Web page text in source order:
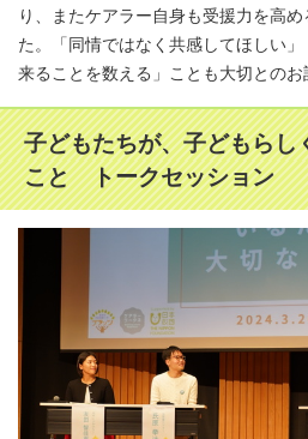
り、またケアラー自身も受援力を高
た。「同情ではなく共感してほしい
来ることを数える」ことも大切とのお
子どもたちが、子どもらし
こと トークセッション